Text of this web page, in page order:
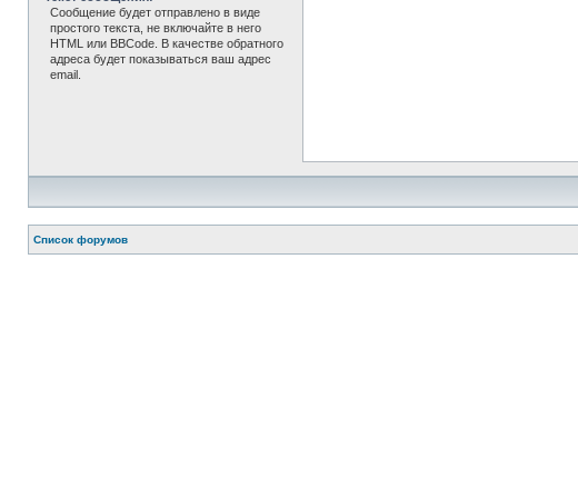
Сообщение будет отправлено в виде
простого текста, не включайте в него
HTML или BBCode. В качестве обратного
адреса будет показываться ваш адрес
email.
Список форумов